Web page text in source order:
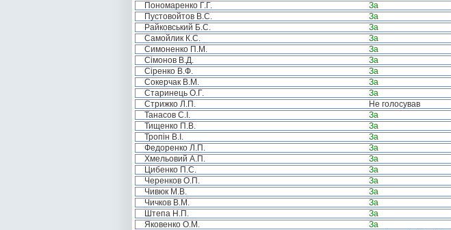
Пономаренко Г.Г.
За
Пустовойтов В.С.
За
Райковський Б.С.
За
Самойлик К.С.
За
Симоненко П.М.
За
Сімонов В.Д.
За
Сіренко В.Ф.
За
Сокерчак В.М.
За
Старинець О.Г.
За
Стрижко Л.П.
Не голосував
Танасов С.І.
За
Тищенко П.В.
За
Тропін В.І.
За
Федоренко Л.П.
За
Хмельовий А.П.
За
Цибенко П.С.
За
Черенков О.П.
За
Чивюк М.В.
За
Чичков В.М.
За
Штепа Н.П.
За
Яковенко О.М.
За